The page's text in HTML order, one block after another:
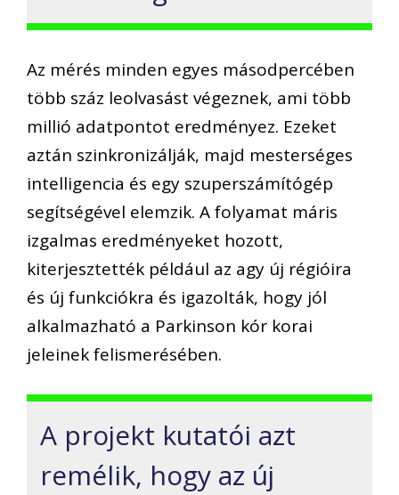
Az mérés minden egyes másodpercében
több száz leolvasást végeznek, ami több
millió adatpontot eredményez. Ezeket
aztán szinkronizálják, majd mesterséges
intelligencia és egy szuperszámítógép
segítségével elemzik. A folyamat máris
izgalmas eredményeket hozott,
kiterjesztették például az agy új régióira
és új funkciókra és igazolták, hogy jól
alkalmazható a Parkinson kór korai
jeleinek felismerésében.
A projekt kutatói azt
remélik, hogy az új